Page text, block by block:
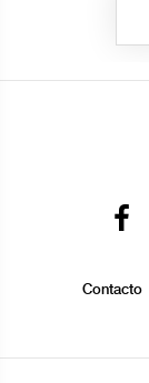
Contacto